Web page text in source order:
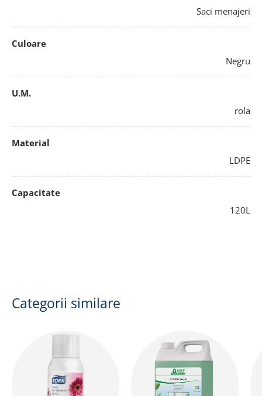
Saci menajeri
Culoare
Negru
U.M.
rola
Material
LDPE
Capacitate
120L
Categorii similare